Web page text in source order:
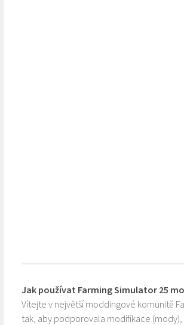
Jak používat Farming Simulator 25
Vítejte v největší moddingové komunitě
tak, aby podporovala modifikace (mody),